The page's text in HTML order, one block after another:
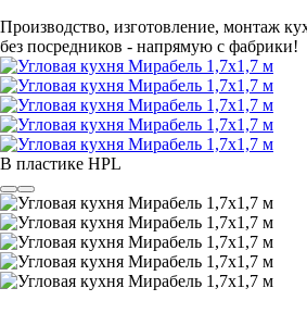
Производство, изготовление, монтаж
без посредников - напрямую с фабрики!
В пластике HPL